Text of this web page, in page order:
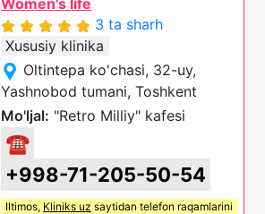
3 ta sharh
Xususiy klinika
Oltintepa ko'chasi, 32-uy,
Yashnobod tumani, Toshkent
Mo'ljal: "Retro Milliy" kafesi
☎
+998-71-205-50-54
Iltimos, Kliniks uz saytidan telefon raqamlarini